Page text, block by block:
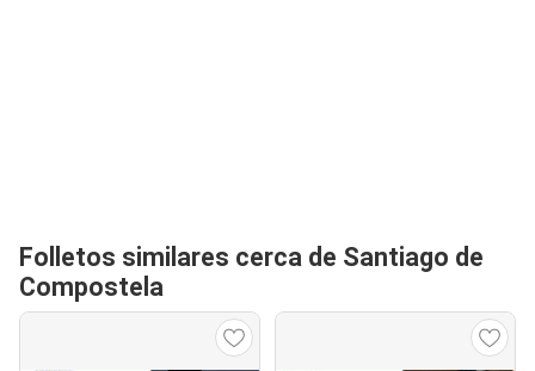
Folletos similares cerca de Santiago de
Compostela